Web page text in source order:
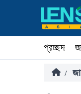
প্রচ্ছদ
/